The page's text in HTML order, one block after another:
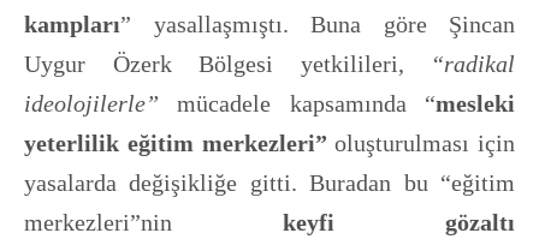
kampları” yasallaşmıştı. Buna göre Şincan
Uygur Özerk Bölgesi yetkilileri,
“radikal
ideolojilerle” mücadele kapsamında “mesleki
yeterlilik eğitim merkezleri” oluşturulması için
yasalarda değişikliğe gitti. Buradan bu “eğitim
merkezleri”nin keyfi gözaltı